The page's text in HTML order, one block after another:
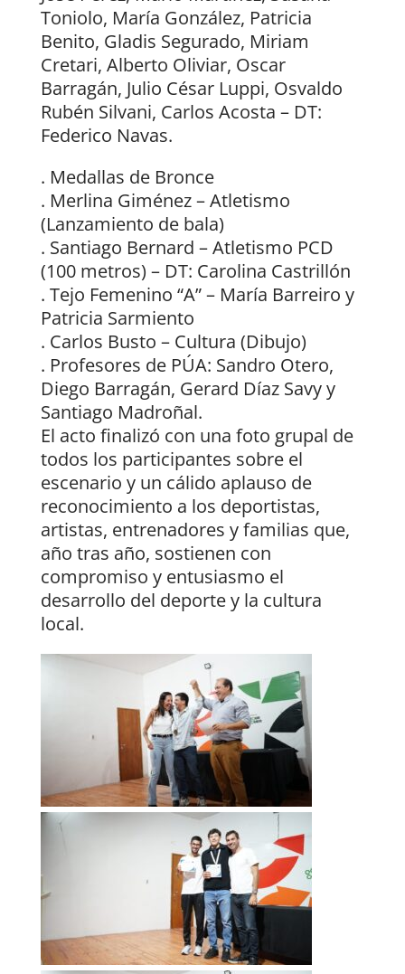
Toniolo, María González, Patricia
Benito, Gladis Segurado, Miriam
Cretari, Alberto Oliviar, Oscar
Barragán, Julio César Luppi, Osvaldo
Rubén Silvani, Carlos Acosta – DT:
Federico Navas.
. Medallas de Bronce
. Merlina Giménez – Atletismo
(Lanzamiento de bala)
. Santiago Bernard – Atletismo PCD
(100 metros) – DT: Carolina Castrillón
. Tejo Femenino “A” – María Barreiro y
Patricia Sarmiento
. Carlos Busto – Cultura (Dibujo)
. Profesores de PÚA: Sandro Otero,
Diego Barragán, Gerard Díaz Savy y
Santiago Madroñal.
El acto finalizó con una foto grupal de
todos los participantes sobre el
escenario y un cálido aplauso de
reconocimiento a los deportistas,
artistas, entrenadores y familias que,
año tras año, sostienen con
compromiso y entusiasmo el
desarrollo del deporte y la cultura
local.